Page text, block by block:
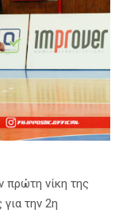
πρώτη νίκη της
την 2η